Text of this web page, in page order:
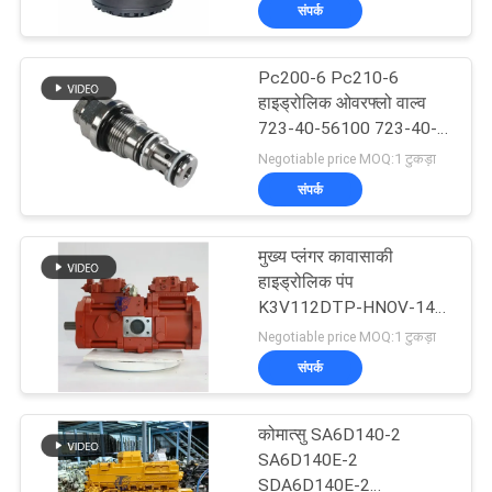
फैक्टरी
गुणवत्ता
नियंत्रण
करें
समाचार
खुदाई अंतिम ड्राइव
910
खुदाई घुमाओ गियरबॉक्स
196
संपर्क
Pc200-6 Pc210-6
हाइड्रोलिक ओवरफ्लो वाल्व
723-40-56100 723-40-
56302
Negotiable price MOQ:1 टुकड़ा
संपर्क
मुख्य प्लंगर कावासाकी
हाइड्रोलिक पंप
K3V112DTP-HNOV-14
छोटा मुंह
Negotiable price MOQ:1 टुकड़ा
संपर्क
कोमात्सु SA6D140-2
SA6D140E-2
SDA6D140E-2